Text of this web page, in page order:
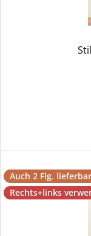
Auch 2 Flg. lieferbar
Rechts+links